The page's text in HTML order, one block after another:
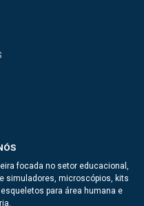
focada no setor educacional,
simuladores, microscópios, kits
para área humana e